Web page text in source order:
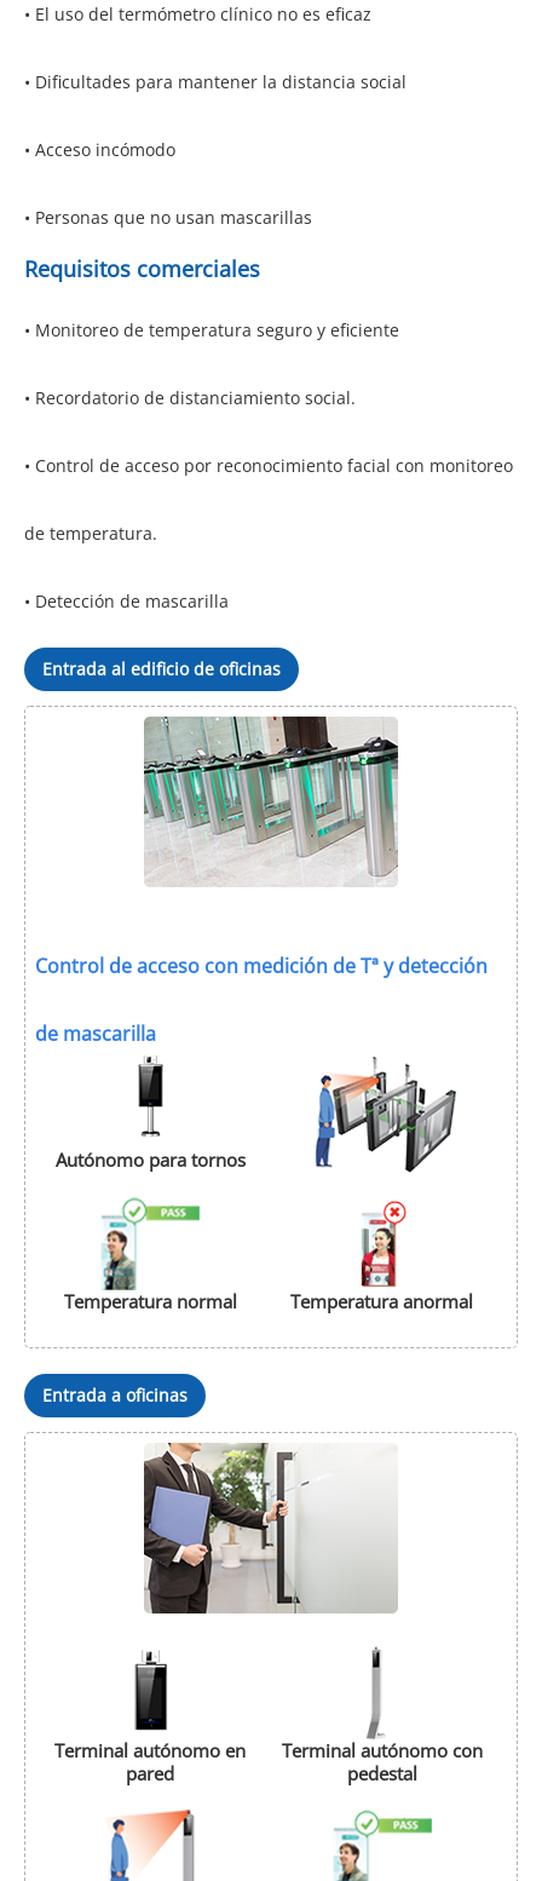
• El uso del termómetro clínico no es eficaz
• Dificultades para mantener la distancia social
• Acceso incómodo
• Personas que no usan mascarillas
Requisitos comerciales
• Monitoreo de temperatura seguro y eficiente
• Recordatorio de distanciamiento social.
• Control de acceso por reconocimiento facial con monitoreo
de temperatura.
• Detección de mascarilla
Entrada al edificio de oficinas
Control de acceso con medición de Tª y detección
de mascarilla
Autónomo para tornos
Temperatura normal Temperatura anormal
Entrada a oficinas
Terminal autónomo en
pared
Terminal autónomo con
pedestal